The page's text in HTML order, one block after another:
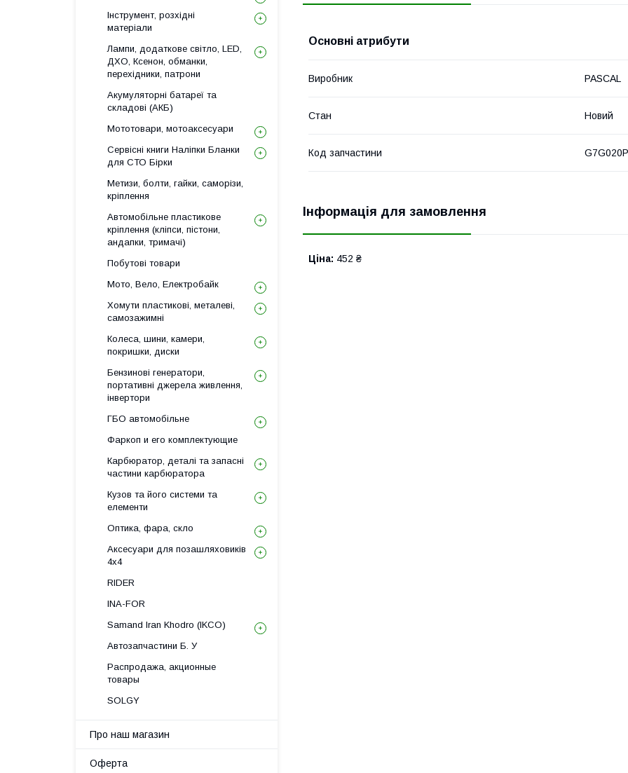
Основні атрибути
Виробник PASCAL
Стан Новий
Код запчастини
Інформація для замовлення
Ціна: 452 ₴
Інструмент, розхідні
матеріали
Лампи, додаткове світло, LED,
ДХО, Ксенон, обманки,
перехідники, патрони
Акумуляторні батареї та
складові (АКБ)
Мототовари, мотоаксесуари
Сервісні книги Наліпки Бланки
для СТО Бірки
Метизи, болти, гайки, саморізи,
кріплення
Автомобільне пластикове
кріплення (кліпси, пістони,
андапки, тримачі)
Побутові товари
Мото, Вело, Електробайк
Хомути пластикові, металеві,
самозажимні
Колеса, шини, камери,
покришки, диски
Бензинові генератори,
портативні джерела живлення,
інвертори
ГБО автомобільне
Фаркоп и его комплектующие
Карбюратор, деталі та запасні
частини карбюратора
Кузов та його системи та
елементи
Оптика, фара, скло
Аксесуари для позашляховиків
4х4
RIDER
INA-FOR
Samand Iran Khodro (IKCO)
Автозапчастини Б. У
Распродажа, акционные
товары
SOLGY
Про наш магазин
Оферта